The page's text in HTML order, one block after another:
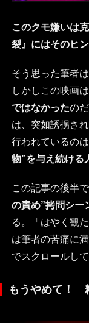
このクモ嫌いは
裂』にはそのヒ
そう思った筆者
しかしこの映画は
ではなかったの
は、突如誘拐さ
行われているのは
物”を与え続ける
この記事の後半
の責め”拷問シー
る。「はやく観
は筆者の苦痛に
でスクロールし
もうやめて！